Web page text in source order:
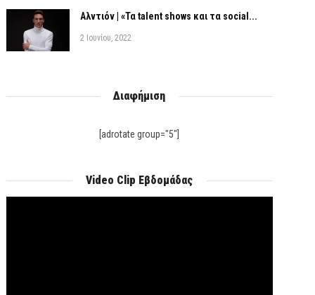
Αλντιόν | «Τα talent shows και τα social...
2 Ιουνίου, 2022
Διαφήμιση
[adrotate group="5"]
Video Clip Εβδομάδας